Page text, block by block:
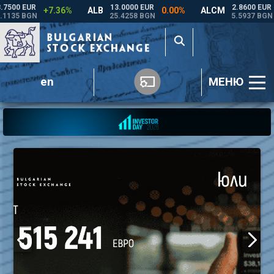
en МЕНЮ